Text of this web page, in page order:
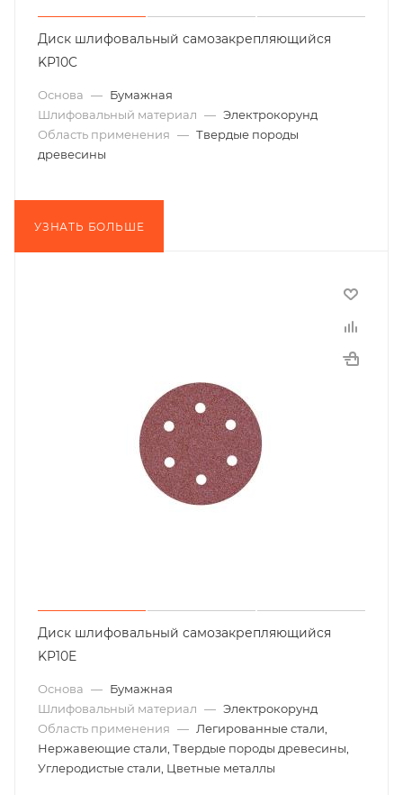
Диск шлифовальный самозакрепляющийся
KP10C
Основа — Бумажная
Шлифовальный материал — Электрокорунд
Область применения — Твердые породы
древесины
УЗНАТЬ БОЛЬШЕ
Диск шлифовальный самозакрепляющийся
KP10E
Основа — Бумажная
Шлифовальный материал — Электрокорунд
Область применения — Легированные стали,
Нержавеющие стали, Твердые породы древесины,
Углеродистые стали, Цветные металлы